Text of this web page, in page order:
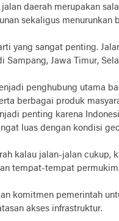
daerah merupakan
sekaligus menurunkan
yang sangat penting.
Sampang, Jawa Timur,
penghubung utama
berbagai produk
penting karena
luas dengan kondisi
kalau jalan-jalan cukup,
tempat-tempat
komitmen pemerintah
akses infrastruktur.